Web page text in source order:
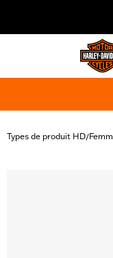
Types de produit HD/